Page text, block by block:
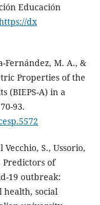
Educación
dx
Fernández, M. A., &
Properties of the
(BIEPS-A) in a
93.
S., Ussorio,
Predictors of
19 outbreak:
health, social